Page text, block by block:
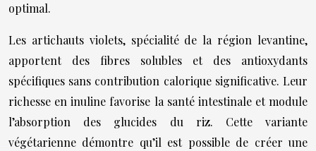
optimal.
Les artichauts violets, spécialité de la région levantine,
apportent des fibres solubles et des antioxydants
spécifiques sans contribution calorique significative. Leur
richesse en inuline favorise la santé intestinale et module
l’absorption des glucides du riz. Cette variante
végétarienne démontre qu’il est possible de créer une